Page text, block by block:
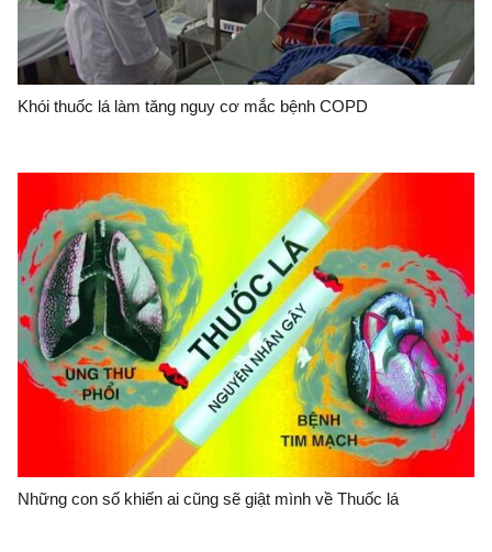
Khói thuốc lá làm tăng nguy cơ mắc bệnh COPD
Những con số khiến ai cũng sẽ giật mình về Thuốc lá